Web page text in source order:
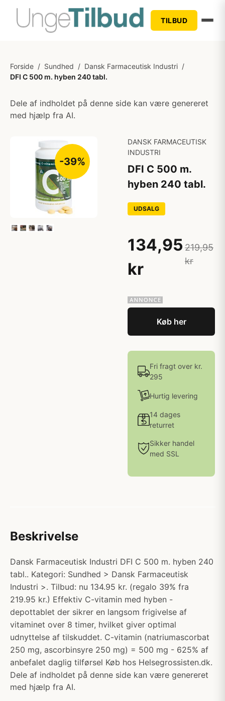
TILBUD
Forside / Sundhed / Dansk Farmaceutisk Industri /
DFI C 500 m. hyben 240 tabl.
Dele af indholdet på denne side kan være genereret
med hjælp fra AI.
-39%
DANSK FARMACEUTISK
INDUSTRI
DFI C 500 m.
hyben 240 tabl.
UDSALG
134,95
kr
219,95
kr
Køb her
Fri fragt over kr.
295
Hurtig levering
14 dages
returret
Sikker handel
med SSL
Beskrivelse
Dansk Farmaceutisk Industri DFI C 500 m. hyben 240
tabl.. Kategori: Sundhed > Dansk Farmaceutisk
Industri >. Tilbud: nu 134.95 kr. (regalo 39% fra
219.95 kr.) Effektiv C-vitamin med hyben -
depottablet der sikrer en langsom frigivelse af
vitaminet over 8 timer, hvilket giver optimal
udnyttelse af tilskuddet. C-vitamin (natriumascorbat
250 mg, ascorbinsyre 250 mg) = 500 mg - 625% af
anbefalet daglig tilførsel Køb hos Helsegrossisten.dk.
Dele af indholdet på denne side kan være genereret
med hjælp fra AI.